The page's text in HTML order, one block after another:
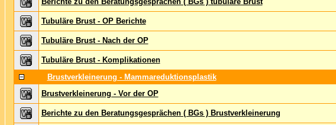
Tubuläre Brust - OP Berichte
Tubuläre Brust - Nach der OP
Tubuläre Brust - Komplikationen
Brustverkleinerung - Mammareduktionsplastik
Brustverkleinerung - Vor der OP
Berichte zu den Beratungsgesprächen ( BGs ) Brustverkleinerung